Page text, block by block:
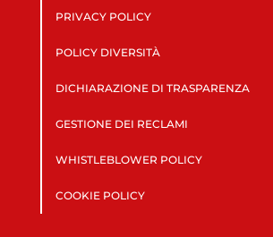
PRIVACY POLICY
POLICY DIVERSITÀ
DICHIARAZIONE DI TRASPARENZA
GESTIONE DEI RECLAMI
WHISTLEBLOWER POLICY
COOKIE POLICY